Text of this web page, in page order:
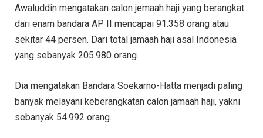
Awaluddin mengatakan calon jemaah haji yang berangkat
dari enam bandara AP II mencapai 91.358 orang atau
sekitar 44 persen. Dari total jamaah haji asal Indonesia
yang sebanyak 205.980 orang.
Dia mengatakan Bandara Soekarno-Hatta menjadi paling
banyak melayani keberangkatan calon jamaah haji, yakni
sebanyak 54.992 orang.